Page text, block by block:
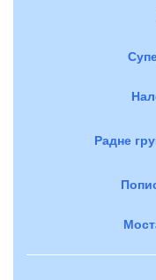
Радне